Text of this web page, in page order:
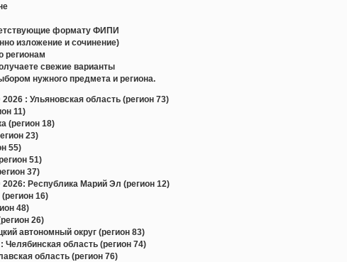
формату ФИПИ
изложение и сочинение)
регионам
свежие варианты
нужного предмета и региона.
: Ульяновская область (регион 73)
11)
(регион 18)
23)
55)
51)
37)
Республика Марий Эл (регион 12)
16)
48)
26)
автономный округ (регион 83)
область (регион 74)
область (регион 76)